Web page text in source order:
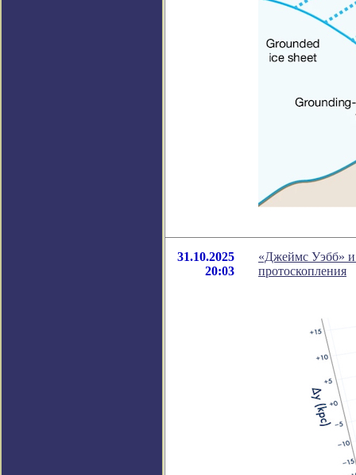
31.10.2025
20:03
«Джеймс Уэбб» и
протоскопления